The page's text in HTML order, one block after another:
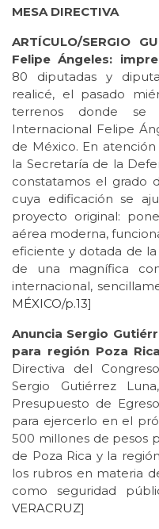
MESA DIRECTIVA
ARTÍCULO/SERGIO
Felipe Ángeles:
80 diputadas y
realicé, el pasado
terrenos donde se
Internacional Felipe
de México. En
la Secretaría de la
constatamos el grado
cuya edificación se
proyecto original:
aérea moderna,
eficiente y dotada de
de una magnífica
internacional,
MÉXICO/p.13]
Anuncia Sergio
para región Poza
Directiva del
Sergio Gutiérrez
Presupuesto de
para ejercerlo en el
500 millones de pesos
de Poza Rica y la
los rubros en materia
como seguridad
VERACRUZ]